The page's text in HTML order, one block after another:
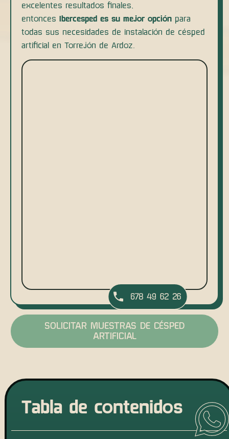
excelentes resultados finales,
entoncesIbercesped es su mejor opción para
todas sus necesidades de instalación de césped
artificial en Torrejón de Ardoz.
SOLICITAR MUESTRAS DE CÉSPED
ARTIFICIAL
Tabla de contenidos